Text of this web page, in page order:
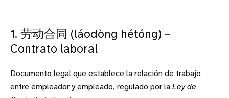
1. 劳动合同 (láodòng hétóng) –
Contrato laboral
Documento legal que establece la relación de trabajo
entre empleador y empleado, regulado por la Ley de